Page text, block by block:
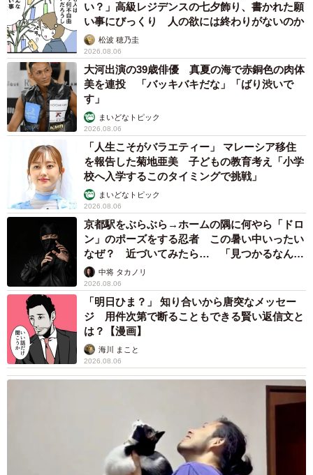
5/5
ラテちゃんが退院したら、心配していた外猫たちがお出迎え
ラテちゃんは1カ月間2階で静養し、少し足を引きずってい
たが、外に戻っていった。しかし、毎晩屋根をつたって2階
に来るようになり、鳴けないので、すだれや網戸をゴソゴ
ソ触って合図をした。そのうち、夜は部屋の中で寝て、朝
になるとまた外へ出ていくという生活パターンになった。
すると、他の猫たちも夜やって来ては鳴いて、部屋に入れ
てもらうようになった。
みんな部屋で寝ている時は、ヘソ天をしたり、長く伸びた
り、とても外猫とは思えない様子だった。いまでは4匹とも
さくら猫になり、こうした生活を続けている。
「完全な家猫にしたら、病気にもならず、事故にも遭わ
ず、長生きできるかもしれません。でも、外の生活を知っ
ているこの子達には、外を自由に走らせてあげたいと思っ
ています。長生き出来ないかもしれませんが」（一宮さ
ん）
ひとつ困ったことは、ラテちゃんがカエルやセミやバッタ
を生きたままくわえて帰ってくることだ。「もう十分お礼
してもらったよ、もういいよ」と言っても、毎晩のように
い？」高級レジデンスの七夕飾り、書かれた願
い事にびっくり 人の欲には終わりがないのか
松波 穂乃圭
2026.08.06
大河出演の39歳俳優 真夏の海で赤銅色の肉体
美を連投 「バッキバキだな」「ばり渋いで
す」
まいどなトピック
2026.08.06
「人生こそがバラエティー」 マレーシア移住
を報告した菊地亜美 子どもの教育考え「小学
校へ入学するこのタイミングで挑戦」
まいどなトピック
2026.08.06
京都駅をぶらぶら→ホームの隅に何やら「ドロ
ン」のポーズをする忍者 この暑い中いったい
なぜ？ 近づいてみたら… 「見つかるなんて
未熟」中将 タカノリ
2026.08.06
「明日ひま？」 知り合いから唐突なメッセー
ジ 用件次第で断ることもできる賢い返信文と
は？【漫画】
海川 まこと
2026.08.06